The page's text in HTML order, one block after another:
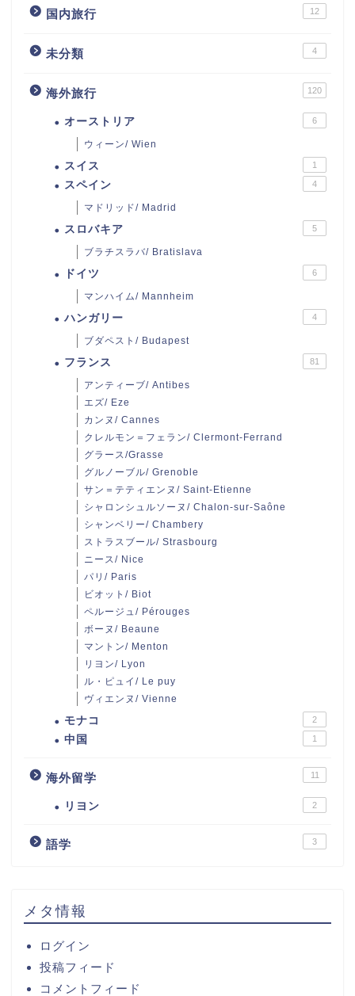
国内旅行 12
未分類 4
海外旅行 120
オーストリア 6
ウィーン/ Wien
スイス 1
スペイン 4
マドリッド/ Madrid
スロバキア 5
ブラチスラバ/ Bratislava
ドイツ 6
マンハイム/ Mannheim
ハンガリー 4
ブダペスト/ Budapest
フランス 81
アンティーブ/ Antibes
エズ/ Eze
カンヌ/ Cannes
クレルモン＝フェラン/ Clermont-Ferrand
グラース/Grasse
グルノーブル/ Grenoble
サン＝テティエンヌ/ Saint-Etienne
シャロンシュルソーヌ/ Chalon-sur-Saône
シャンベリー/ Chambery
ストラスブール/ Strasbourg
ニース/ Nice
パリ/ Paris
ビオット/ Biot
ペルージュ/ Pérouges
ボーヌ/ Beaune
マントン/ Menton
リヨン/ Lyon
ル・ピュイ/ Le puy
ヴィエンヌ/ Vienne
モナコ 2
中国 1
海外留学 11
リヨン 2
語学 3
メタ情報
ログイン
投稿フィード
コメントフィード